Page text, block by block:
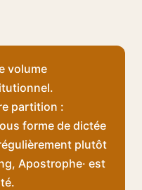
volume
partition :
forme de dictée
plutôt
Apostrophe· est